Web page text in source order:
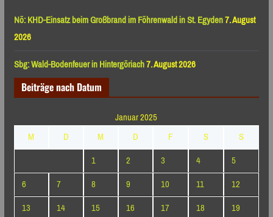
Nö: KHD-Einsatz beim Großbrand im Föhrenwald in St. Egyden7. August
2026
Sbg: Wald-Bodenfeuer in Hintergöriach7. August 2026
Beiträge nach Datum
Januar 2025
M
D M D F S
S
1
2 3 4
5
6
7 8 9 10 11
12
13
14 15 16 17 18
19